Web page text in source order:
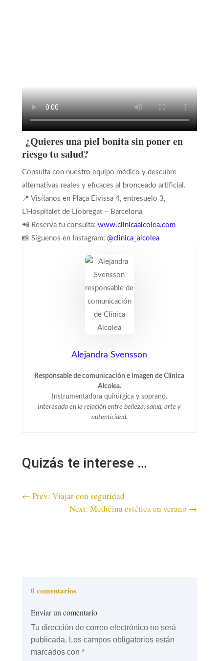
¿Quieres una piel bonita sin poner en
riesgo tu salud?
Consulta con nuestro equipo médico y descubre
alternativas reales y eficaces al bronceado artificial.
📍 Visítanos en Plaça Eivissa 4, entresuelo 3,
L’Hospitalet de Llobregat – Barcelona
📲 Reserva tu consulta: www.clinicaalcolea.com
📸 Síguenos en Instagram: @clinica_alcolea
Alejandra Svensson
Responsable de comunicación e imagen de Clínica
Alcolea.
Instrumentadora quirúrgica y soprano.
Interesada en la relación entre belleza, salud, arte y
autenticidad.
Quizás te interese …
← Prev: Viajar con seguridad
Next: Medicina estética en verano →
0 comentarios
Enviar un comentario
Tu dirección de correo electrónico no será
publicada. Los campos obligatorios están
marcados con *